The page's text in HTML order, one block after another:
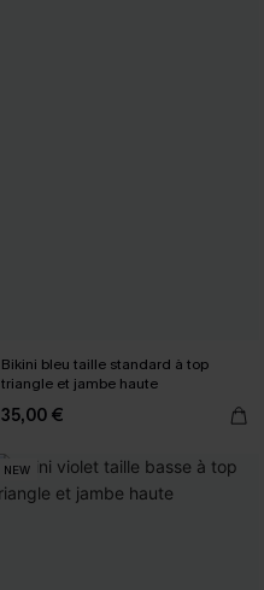
Bikini bleu taille standard à top
triangle et jambe haute
35,00 €
NEW